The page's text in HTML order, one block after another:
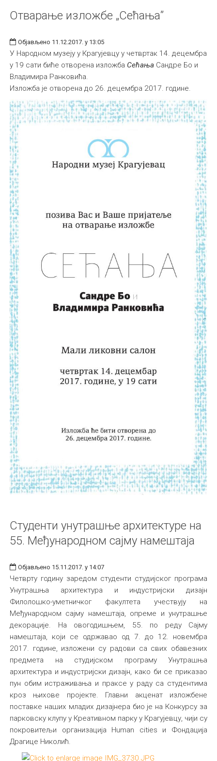
Отварање изложбе „Сећања”
Објављено 11.12.2017. у 13:05
У Народном музеју у Крагујевцу у четвртак 14. децембра
у 19 сати биће отворена изложба Сећања Сандре Бо и
Владимира Ранковића.
Изложба је отворена до 26. децембра 2017. године.
Студенти унутрашње архитектуре на
55. Међународном сајму намештаја
Објављено 15.11.2017. у 14:07
Четврту годину заредом студенти студијског програма
Унутрашња архитектура и индустријски дизајн
Филолошко-уметничког факултета учествују на
Међународном сајму намештаја, опреме и унутрашње
декорације. На овогодишњем, 55. по реду Сајму
намештаја, који се одржавао од 7. до 12. новембра
2017. године, изложени су радови са свих обавезних
предмета на студијском програму Унутрашња
архитектура и индустријски дизајн, како би се приказао
пун обим истраживања и праксе у раду са студентима
кроз њихове пројекте. Главни акценат изложбене
поставке наших младих дизајнера био је на Конкурсу за
парковску клупу у Креативном парку у Крагујевцу, чији су
покровитељи организација Human cities и Фондација
Драгице Николић.